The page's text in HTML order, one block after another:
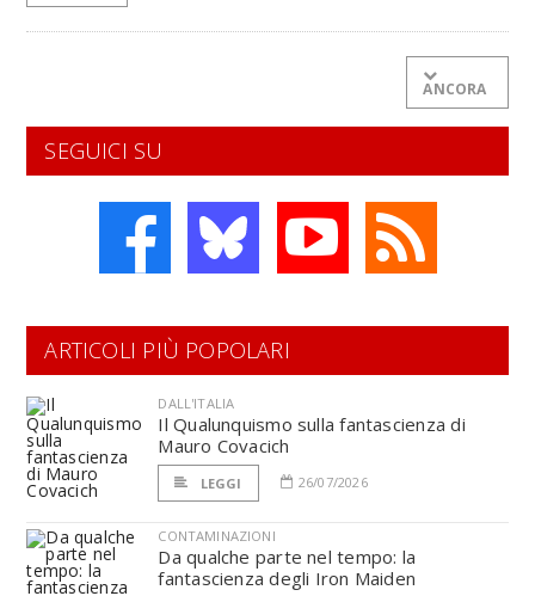
ANCORA
SEGUICI SU
ARTICOLI PIÙ POPOLARI
DALL'ITALIA
Il Qualunquismo sulla fantascienza di
Mauro Covacich
LEGGI 26/07/2026
CONTAMINAZIONI
Da qualche parte nel tempo: la
fantascienza degli Iron Maiden